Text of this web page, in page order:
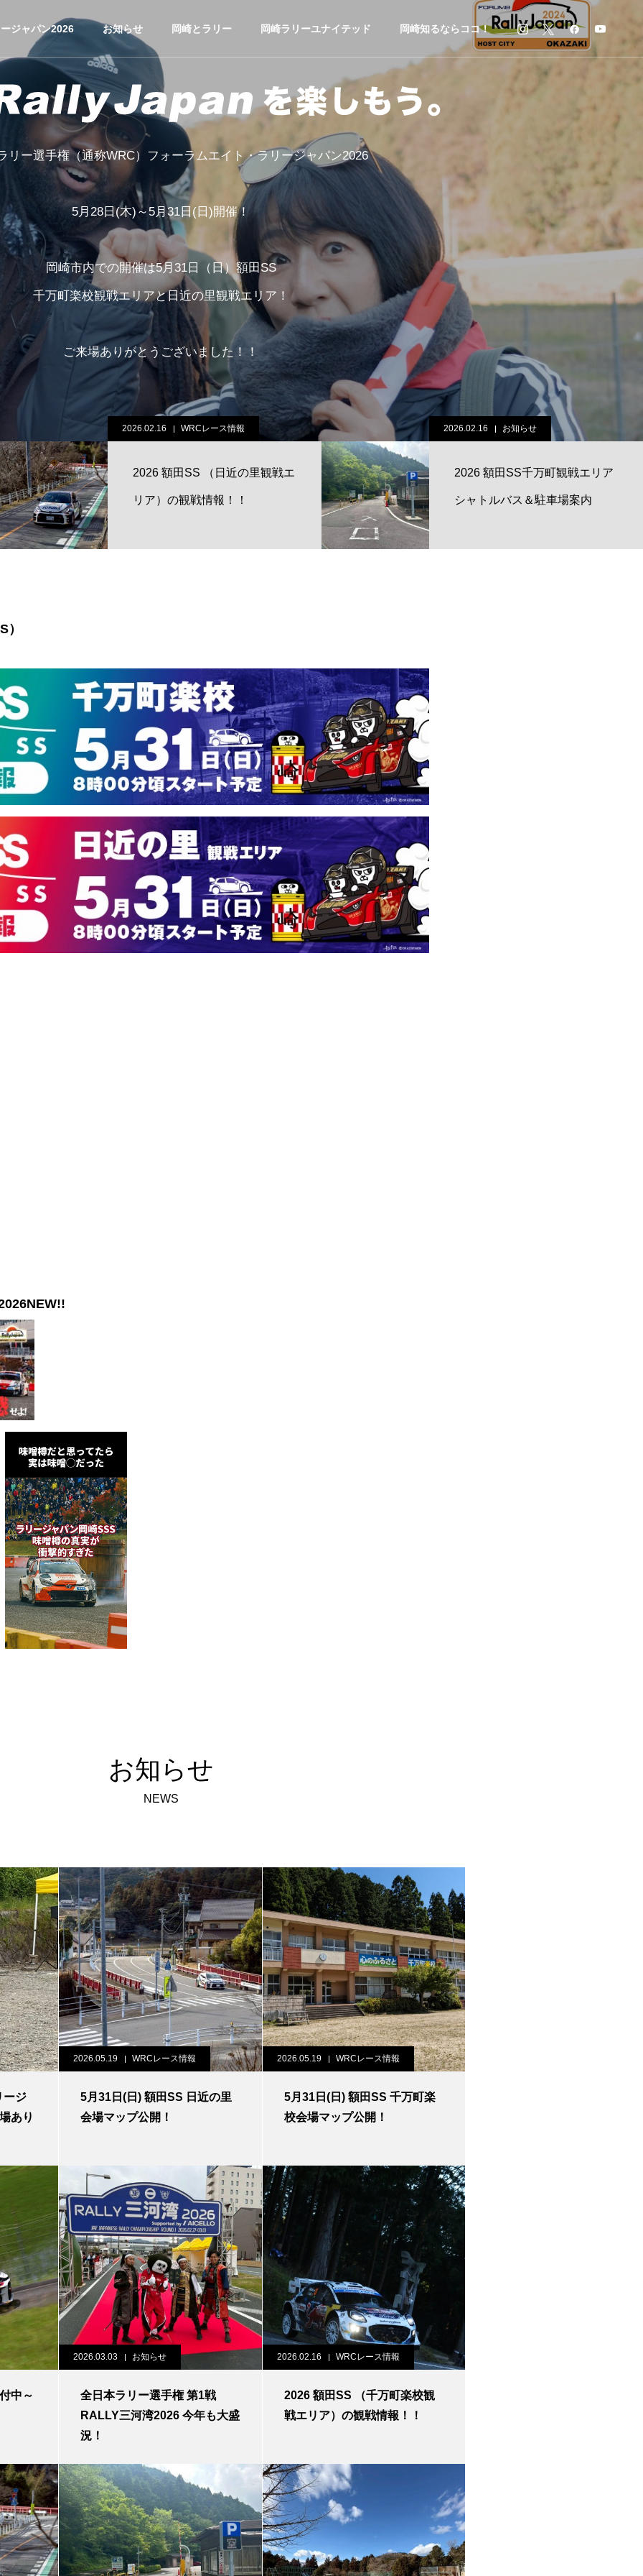
ジャパン2026 お知らせ 岡崎とラリー 岡崎ラリーユナイテッド 岡崎知るならココ！
リー選手権（通称WRC）フォーラムエイト・ラリージャパン2026
5月28日(木)～5月31日(日)開催！
岡崎市内での開催は5月31日（日）額田SS
千万町楽校観戦エリアと日近の里観戦エリア！
ご来場ありがとうございました！！
2026 額田SS （日近の里観戦エ
リア）の観戦情報！！
2026.02.16 お知らせ
2026 額田SS千万町観戦エリア
シャトルバス＆駐車場案内
お知らせ
NEWS
ージ
あり
2026.05.19 WRCレース情報
5月31日(日) 額田SS 日近の里
会場マップ公開！
2026.05.19 WRCレース情報
5月31日(日) 額田SS 千万町楽
校会場マップ公開！
中～
2026.03.03 お知らせ
全日本ラリー選手権 第1戦
RALLY三河湾2026 今年も大盛
況！
2026.02.16 WRCレース情報
2026 額田SS （千万町楽校観
戦エリア）の観戦情報！！